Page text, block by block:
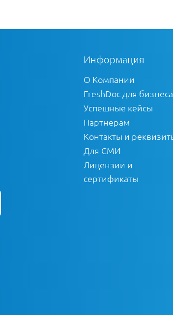
Информация
О Компании
FreshDoc для бизнеса
Успешные кейсы
Партнерам
Контакты и
Для СМИ
Лицензии и
сертификаты